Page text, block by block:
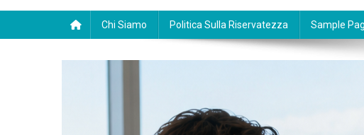
Chi Siamo Politica Sulla Riservatezza Sample